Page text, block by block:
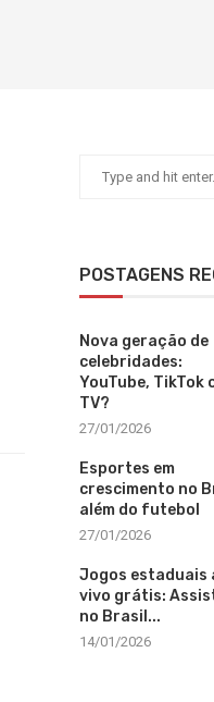
POSTAGENS
Nova geração de
celebridades:
YouTube, TikTok
TV?
27/01/2026
Esportes em
crescimento no
além do futebol
27/01/2026
Jogos estaduais
vivo grátis:
no Brasil...
14/01/2026